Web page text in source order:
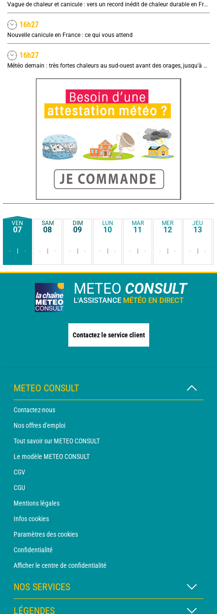
Vague de chaleur et canicule : vers un record inédit de chaleur durable en France
16h27
Nouvelle canicule en France : ce qui vous attend
16h27
Météo demain : très fortes chaleurs au sud-ouest avant des orages, jusqu'à 39°C
VEN
07
- -
SAM
08
- -
DIM
09
- -
LUN
10
- -
MAR
11
- -
MER
12
- -
JEU
13
- -
METEO CONSULT
L'ASSISTANCE MÉTÉO EN DIRECT
Contactez le service client
METEO CONSULT
Contactez-nous
Nos offres d'emploi
Tout savoir sur METEO CONSULT
Le modèle METEO CONSULT
CGV
CGU
Mentions légales
Infos cookies
Paramètres des cookies
Confidentialité
Afficher le centre de confidentialité
NOS SERVICES
Abonnement METEO Xpert
LÉGENDES